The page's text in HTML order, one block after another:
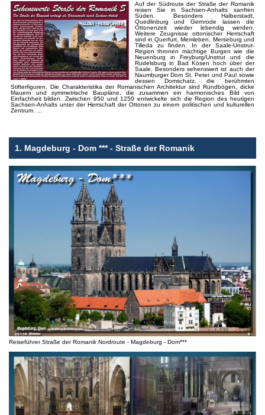
Auf der Südroute der Straße der Romanik
reisen Sie in Sachsen-Anhalts sanften
Süden. Besonders Halberstadt,
Quedlinburg und Gernrode lassen die
Ottonenzeit wieder lebendig werden.
Weitere Zeugnisse ottonischer Herrschaft
sind in Querfurt, Memleben, Merseburg und
Tilleda zu finden. In der Saale-Unstrut-
Region thronen mächtige Burgen wie die
Neuenburg in Freyburg/Unstrut und die
Rudelsburg in Bad Kösen hoch über der
Saale. Besonders sehenswert ist auch der
Naumburger Dom St. Peter und Paul sowie
dessen Domschatz, die berühmten
Stifterfiguren. Die Charakteristika der Romanischen Architektur sind Rundbögen, dicke
Mauern und symmetrische Baupläne, die zusammen ein harmonisches Bild von
Einfachheit bilden. Zwischen 950 und 1250 entwickelte sich die Region des heutigen
Sachsen-Anhalts unter der Herrschaft der Ottonen zu einem politischen und kulturellen
Zentrum. ...
1. Magdeburg - Dom *** - Straße der Romanik
Reiseführer Straße der Romanik Nordroute - Magdeburg - Dom***